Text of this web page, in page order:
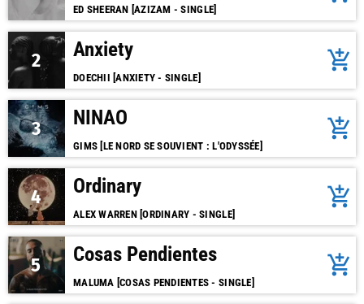
ED SHEERAN [AZIZAM - SINGLE]
2 Anxiety
DOECHII [ANXIETY - SINGLE]
add_shopping_cart
3 NINAO
GIMS [LE NORD SE SOUVIENT : L'ODYSSÉE]
add_shopping_cart
4 Ordinary
ALEX WARREN [ORDINARY - SINGLE]
add_shopping_cart
5 Cosas Pendientes
MALUMA [COSAS PENDIENTES - SINGLE]
add_shopping_cart